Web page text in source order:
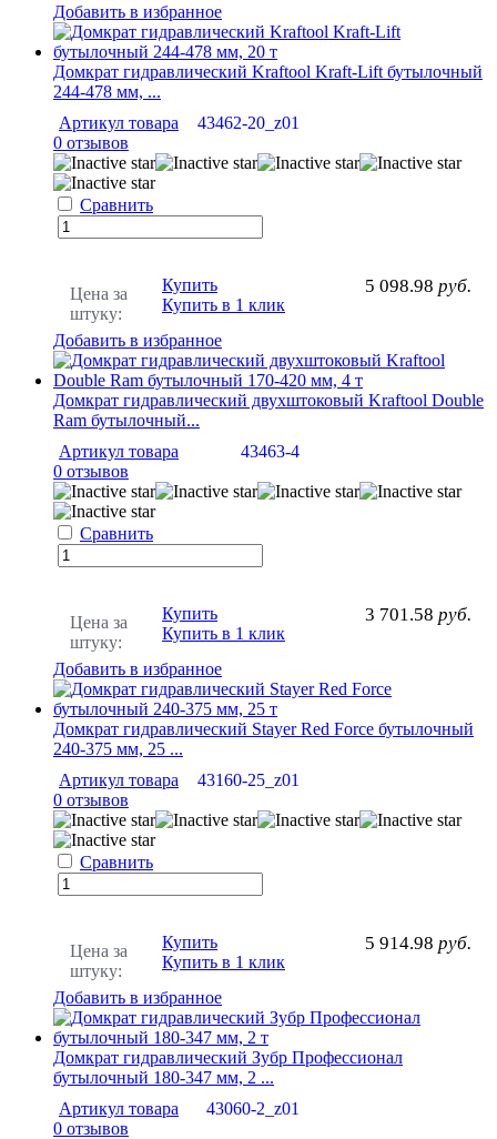
Добавить в избранное
Домкрат гидравлический Kraftool Kraft-Lift бутылочный
244-478 мм, ...
Артикул товара
43462-20_z01
0 отзывов
Сравнить
Цена за
штуку:
5 098.98 руб.
Купить
Купить в 1 клик
Добавить в избранное
Домкрат гидравлический двухштоковый Kraftool Double
Ram бутылочный...
Артикул товара
43463-4
0 отзывов
Сравнить
Цена за
штуку:
3 701.58 руб.
Купить
Купить в 1 клик
Добавить в избранное
Домкрат гидравлический Stayer Red Force бутылочный
240-375 мм, 25 ...
Артикул товара
43160-25_z01
0 отзывов
Сравнить
Цена за
штуку:
5 914.98 руб.
Купить
Купить в 1 клик
Добавить в избранное
Домкрат гидравлический Зубр Профессионал
бутылочный 180-347 мм, 2 ...
Артикул товара
43060-2_z01
0 отзывов